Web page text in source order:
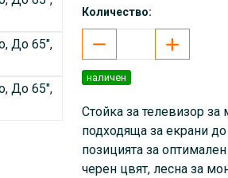
Количество:
наличен
Стойка за телевизор
подходяща за екрани
позицията за
черен цвят, лесна за